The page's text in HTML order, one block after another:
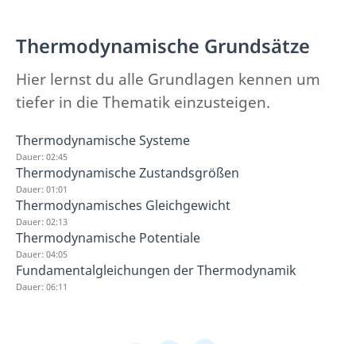
Thermodynamische Grundsätze
Hier lernst du alle Grundlagen kennen um
tiefer in die Thematik einzusteigen.
Thermodynamische Systeme
Dauer: 02:45
Thermodynamische Zustandsgrößen
Dauer: 01:01
Thermodynamisches Gleichgewicht
Dauer: 02:13
Thermodynamische Potentiale
Dauer: 04:05
Fundamentalgleichungen der Thermodynamik
Dauer: 06:11